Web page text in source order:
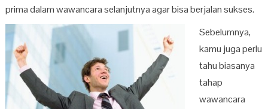
prima dalam wawancara selanjutnya agar bisa berjalan sukses.
Sebelumnya,
kamu juga perlu
tahu biasanya
tahap
wawancara